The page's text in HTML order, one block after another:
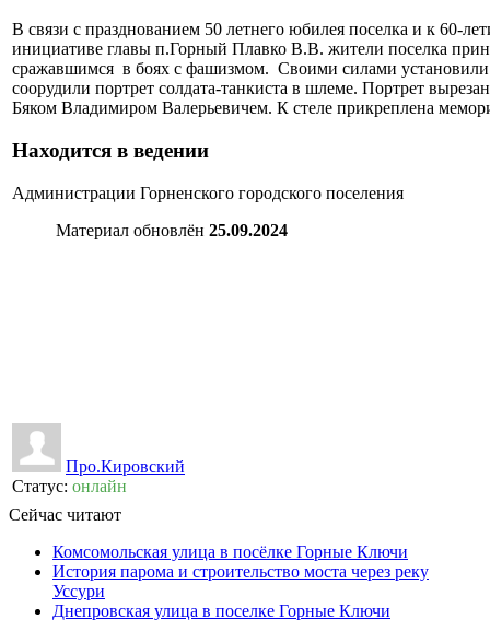
В связи с празднованием 50 летнего юбилея поселка и к 60-
инициативе главы п.Горный Плавко В.В. жители поселка
сражавшимся в боях с фашизмом. Своими силами установили
соорудили портрет солдата-танкиста в шлеме. Портрет
Бяком Владимиром Валерьевичем. К стеле прикреплена
Находится в ведении
Администрации Горненского городского поселения
Материал обновлён 25.09.2024
Про.Кировский
Статус: онлайн
Сейчас читают
Комсомольская улица в посёлке Горные Ключи
История парома и строительство моста через реку
Уссури
Днепровская улица в поселке Горные Ключи